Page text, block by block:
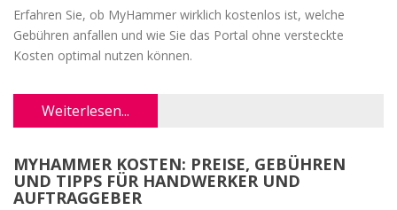
Erfahren Sie, ob MyHammer wirklich kostenlos ist, welche
Gebühren anfallen und wie Sie das Portal ohne versteckte
Kosten optimal nutzen können.
Weiterlesen...
MYHAMMER KOSTEN: PREISE, GEBÜHREN
UND TIPPS FÜR HANDWERKER UND
AUFTRAGGEBER